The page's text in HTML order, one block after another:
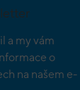
a my vám
o
na našem e-